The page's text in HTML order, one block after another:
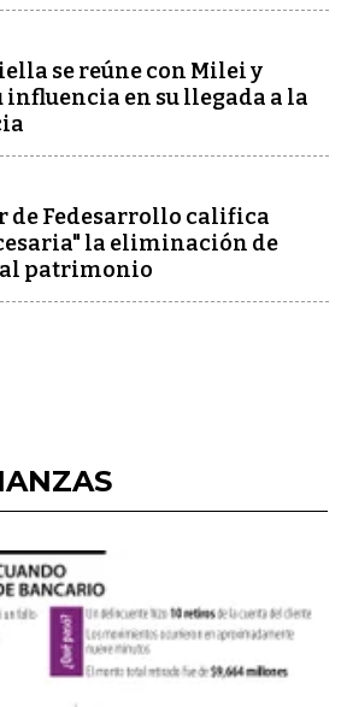
se reúne con Milei y
influencia en su llegada a la
de Fedesarrollo califica
la eliminación de
patrimonio